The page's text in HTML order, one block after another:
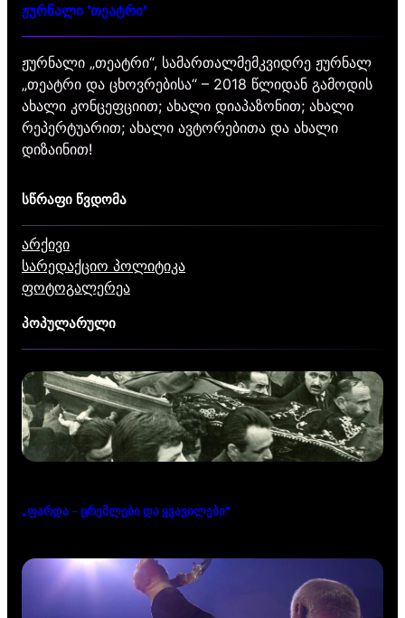
ჟურნალი "თეატრი"
ჟურნალი „თეატრი“, სამართალმემკვიდრე ჟურნალ
„თეატრი და ცხოვრებისა“ – 2018 წლიდან გამოდის
ახალი კონცეფციით; ახალი დიაპაზონით; ახალი
რეპერტუარით; ახალი ავტორებითა და ახალი
დიზაინით!
სწრაფი წვდომა
არქივი
სარედაქციო პოლიტიკა
ფოტოგალერეა
პოპულარული
„ფარდა – ცრემლები და ყვავილები“